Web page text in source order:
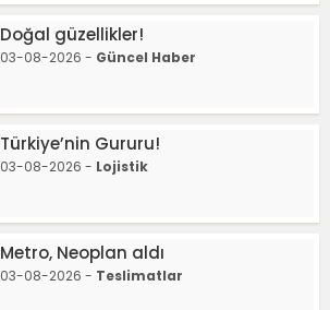
Doğal güzellikler!
03-08-2026 - Güncel Haber
Türkiye’nin Gururu!
03-08-2026 - Lojistik
Metro, Neoplan aldı
03-08-2026 - Teslimatlar